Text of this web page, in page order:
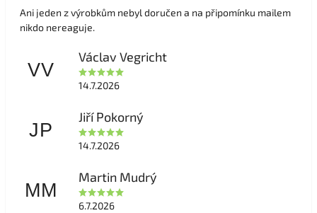
Ani jeden z výrobkům nebyl doručen a na připomínku mailem
nikdo nereaguje.
VV
Václav Vegricht
14.7.2026
JP
Jiří Pokorný
14.7.2026
MM
Martin Mudrý
6.7.2026